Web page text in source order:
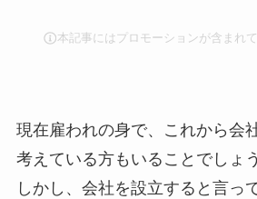
本記事にはプロモーションが含まれ
現在雇われの身で、これから会
考えている方もいることでしょう
しかし、会社を設立すると言っ